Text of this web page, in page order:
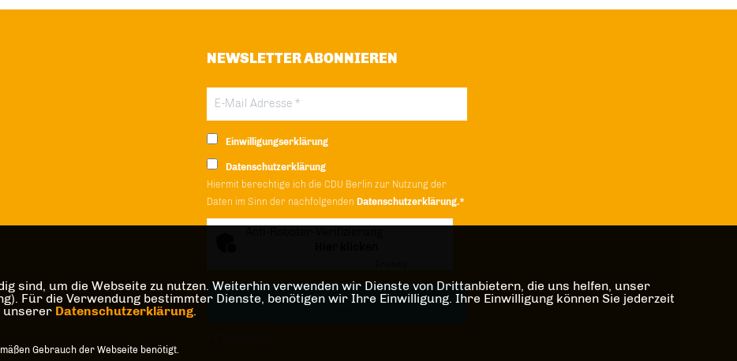
NEWSLETTER ABONNIEREN
Einwilligungserklärung
Datenschutzerklärung
Hiermit berechtige ich die CDU Berlin zur Nutzung der
Daten im Sinn der nachfolgenden Datenschutzerklärung.*
sind, um die Webseite zu nutzen. Weiterhin verwenden wir Dienste von Drittanbietern, die uns helfen, unser
Für die Verwendung bestimmter Dienste, benötigen wir Ihre Einwilligung. Ihre Einwilligung können Sie jederzeit
unserer Datenschutzerklärung.
Gebrauch der Webseite benötigt.